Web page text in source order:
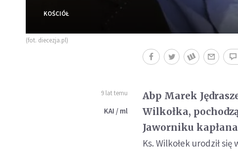
KOŚCIÓŁ
(fot. diecezja.pl)
9 lat temu
KAI / ml
Abp Marek
Wilkołka,
Jaworniku
Ks. Wilkołek urodził